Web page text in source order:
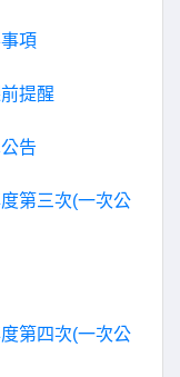
項
提醒
告
第三次(一次公
第四次(一次公